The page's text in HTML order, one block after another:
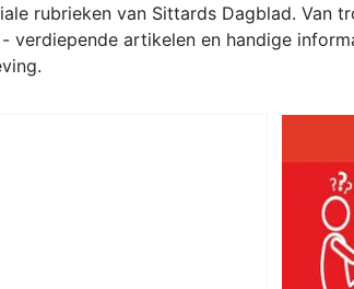
rubrieken van Sittards Dagblad. Van
verdiepende artikelen en handige